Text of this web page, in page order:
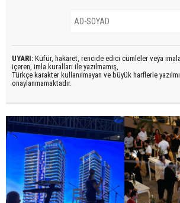
UYARI: Küfür, hakaret, rencide edici cümleler veya
içeren, imla kuralları ile yazılmamış,
Türkçe karakter kullanılmayan ve büyük harflerle
onaylanmamaktadır.